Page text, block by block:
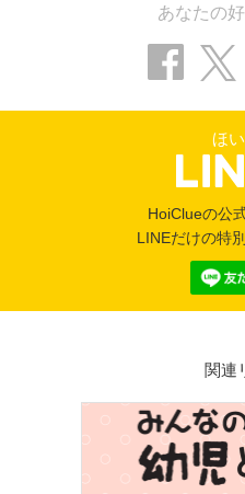
あなたの
ほ
HoiClueの公
LINEだけの特
関連